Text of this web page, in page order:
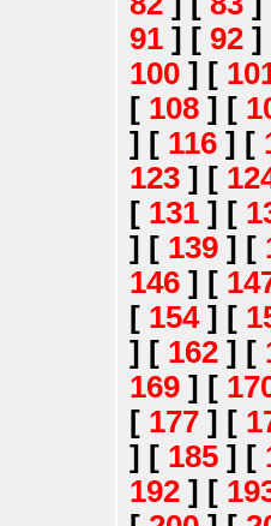
91 ] [ 92 ]
100 ] [
[ 108 ] [
] [ 116 ] [
123 ] [
[ 131 ] [
] [ 139 ] [
146 ] [
[ 154] [
] [ 162 ] [
169 ] [
[ 177 ] [
] [ 185 ] [
192 ] [